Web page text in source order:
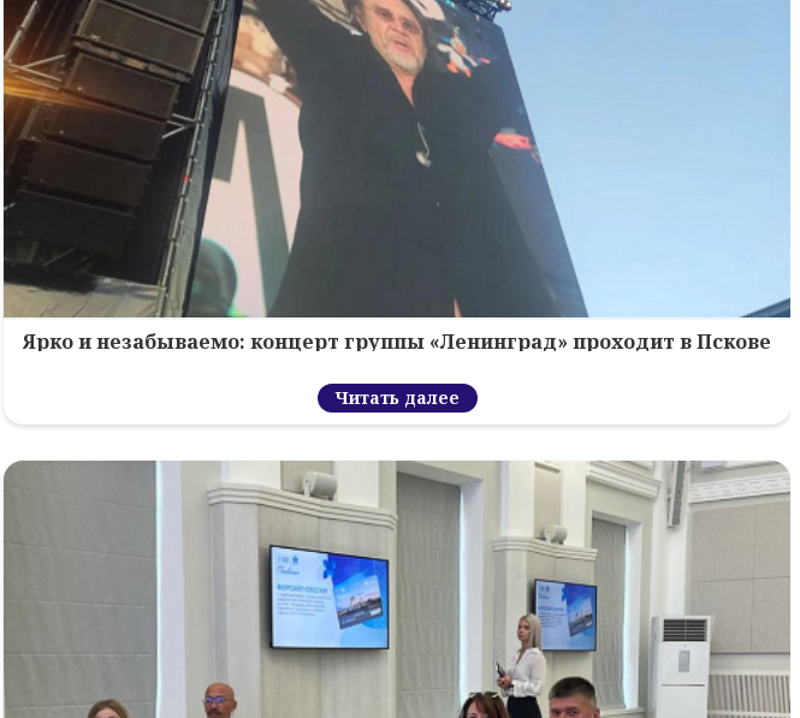
Ярко и незабываемо: концерт группы «Ленинград» проходит в Пскове
Читать далее